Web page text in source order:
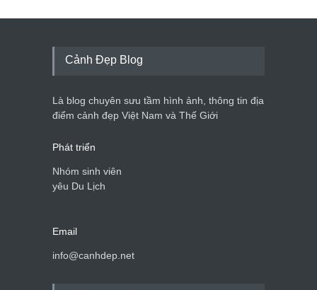
Cảnh Đẹp Blog
Là blog chuyên sưu tầm hình ảnh, thông tin địa
điểm cảnh đẹp Việt Nam và Thế Giới
Phát triển
Nhóm sinh viên
yêu Du Lịch
Email
info@canhdep.net